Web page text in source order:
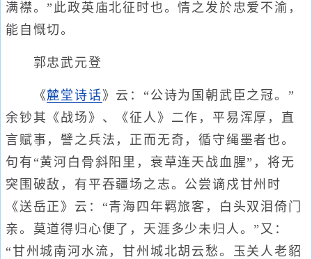
满襟。”此政英庙北征时也。情之发於忠爱不渝，
能自慨切。
郭忠武元登
《麓堂诗话》云：“公诗为国朝武臣之冠。”
余钞其《战场》、《征人》二作，平易浑厚，直
言赋事，譬之兵法，正而无奇，循守绳墨者也。
句有“黄河白骨斜阳里，衰草连天战血腥”，将无
突围破敌，有平吞疆场之志。公尝谪戍甘州时
《送岳正》云：“青海四年羁旅客，白头双泪倚门
亲。莫道得归心便了，天涯多少未归人。”又：
“甘州城南河水流，甘州城北胡云愁。玉关人老貂